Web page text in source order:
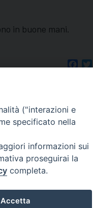
in buone mani.
per:
("interazioni e
specificato nella
informazioni sui
proseguirai la
completa.
Accetta